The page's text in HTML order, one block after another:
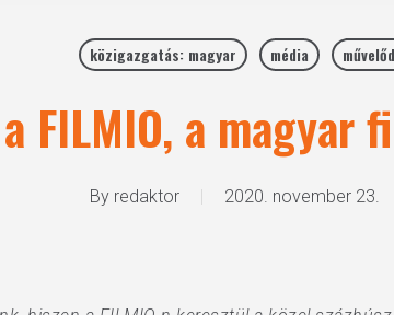
közigazgatás: magyar média
FILMIO, a magyar
By redaktor 2020. november 23.